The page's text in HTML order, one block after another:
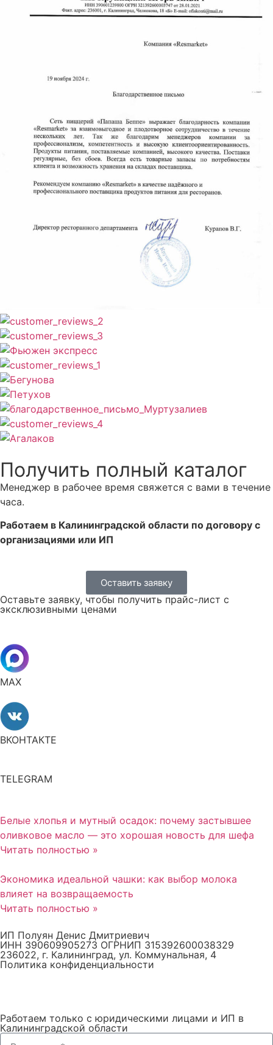
Получить полный каталог
Менеджер в рабочее время свяжется с вами в течение
часа.
Работаем в Калининградской области по договору с
организациями или ИП
Оставить заявку
Оставьте заявку, чтобы получить прайс-лист с
эксклюзивными ценами
MAX
ВКОНТАКТЕ
TELEGRAM
Белые хлопья и мутный осадок: почему застывшее
оливковое масло — это хорошая новость для шефа
Читать полностью »
Экономика идеальной чашки: как выбор молока
влияет на возвращаемость
Читать полностью »
ИП Полуян Денис Дмитриевич
ИНН 390609905273 ОГРНИП 315392600038329
236022, г. Калининград, ул. Коммунальная, 4
Политика конфиденциальности
Работаем только с юридическими лицами и ИП в
Калининградской области